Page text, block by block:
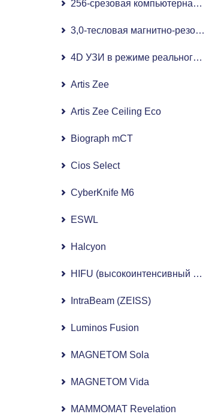
256-срезовая компьютерная
3,0-тесловая магнитно-
4D УЗИ в режиме реального
Artis Zee
Artis Zee Ceiling Eco
Biograph mCT
Cios Select
CyberKnife M6
ESWL
Halcyon
HIFU (высокоинтенсивный
IntraBeam (ZEISS)
Luminos Fusion
MAGNETOM Sola
MAGNETOM Vida
MAMMOMAT Revelation